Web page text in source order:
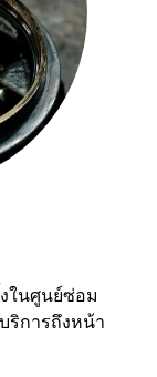
ในศูนย์ซ่อม
ริการถึงหน้า